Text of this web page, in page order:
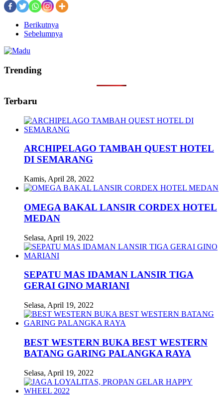
Berikutnya
Sebelumnya
Trending
Terbaru
ARCHIPELAGO TAMBAH QUEST HOTEL
DI SEMARANG
Kamis, April 28, 2022
OMEGA BAKAL LANSIR CORDEX HOTEL
MEDAN
Selasa, April 19, 2022
SEPATU MAS IDAMAN LANSIR TIGA
GERAI GINO MARIANI
Selasa, April 19, 2022
BEST WESTERN BUKA BEST WESTERN
BATANG GARING PALANGKA RAYA
Selasa, April 19, 2022